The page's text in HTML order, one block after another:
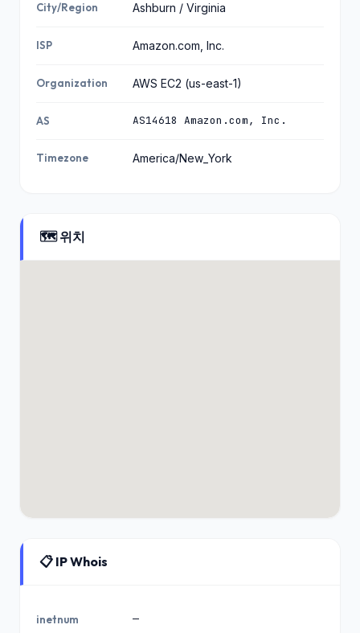
City/Region Ashburn / Virginia
ISP Amazon.com, Inc.
Organization AWS EC2 (us-east-1)
AS AS14618 Amazon.com, Inc.
Timezone America/New_York
🗺️ 위치
📋 IP Whois
inetnum —